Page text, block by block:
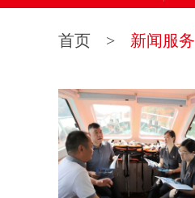
首页 > 新闻服务